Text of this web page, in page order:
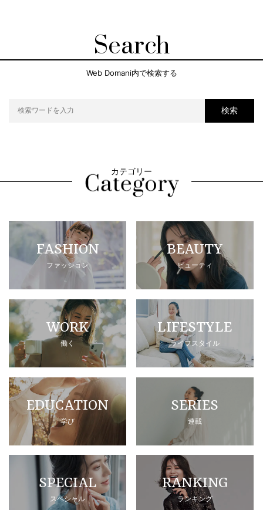
Search
Web Domani内で検索する
検索
カテゴリー
FASHION
ファッション
BEAUTY
ビューティ
WORK
働く
LIFESTYLE
ライフスタイル
EDUCATION
学び
SERIES
連載
SPECIAL
スペシャル
RANKING
ランキング